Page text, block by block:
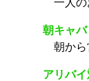
朝キャバ
朝か
アリバ